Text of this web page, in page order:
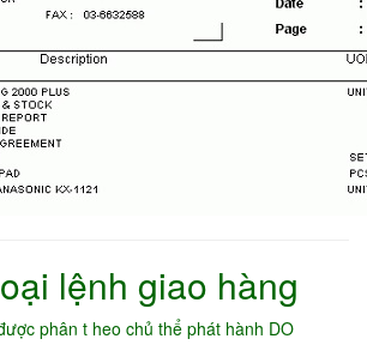
lệnh giao hàng
phân t heo chủ thể phát hành DO